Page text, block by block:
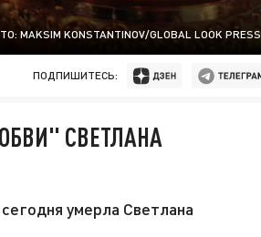
MAKSIM KONSTANTINOV/GLOBAL LOOK PRESS
ПОДПИШИТЕСЬ:
СВЕТЛАНА
умерла Светлана